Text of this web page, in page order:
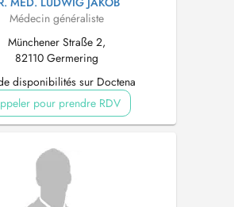
Médecin généraliste
Münchener Straße 2,
82110 Germering
disponibilités sur Doctena
pour prendre RDV